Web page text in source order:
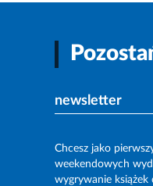
newsletter
Chcesz jako
weekendowych
wygrywanie